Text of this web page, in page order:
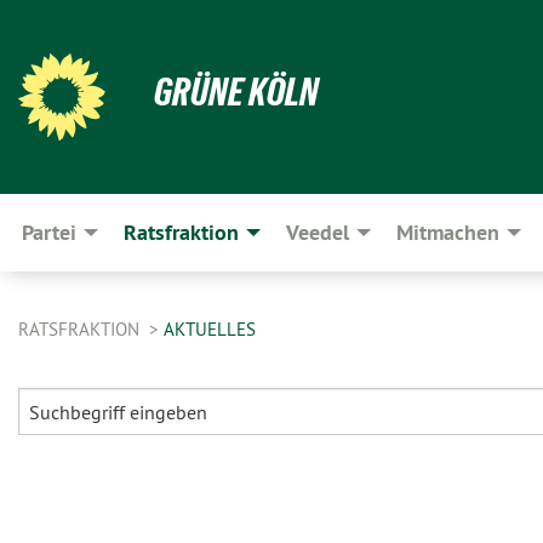
GRÜNE KÖLN
Partei Ratsfraktion Veedel Mitmachen
RATSFRAKTION AKTUELLES